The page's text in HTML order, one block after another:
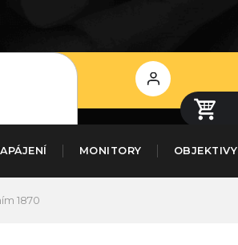
Přihlášení
MONITORY OBJEKTIVY
1870